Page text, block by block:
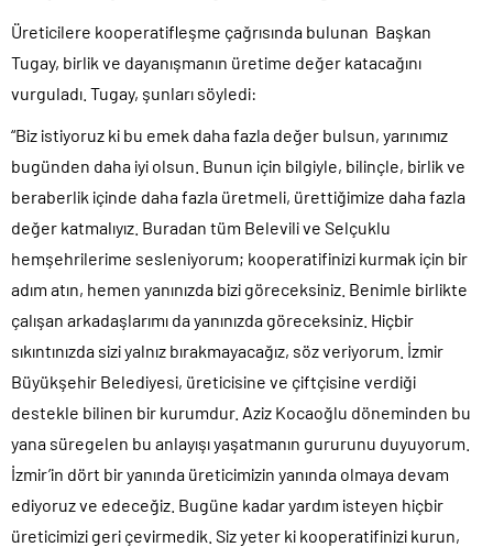
Üreticilere kooperatifleşme çağrısında bulunan Başkan
Tugay, birlik ve dayanışmanın üretime değer katacağını
vurguladı. Tugay, şunları söyledi:
“Biz istiyoruz ki bu emek daha fazla değer bulsun, yarınımız
bugünden daha iyi olsun. Bunun için bilgiyle, bilinçle, birlik ve
beraberlik içinde daha fazla üretmeli, ürettiğimize daha fazla
değer katmalıyız. Buradan tüm Belevili ve Selçuklu
hemşehrilerime sesleniyorum; kooperatifinizi kurmak için bir
adım atın, hemen yanınızda bizi göreceksiniz. Benimle birlikte
çalışan arkadaşlarımı da yanınızda göreceksiniz. Hiçbir
sıkıntınızda sizi yalnız bırakmayacağız, söz veriyorum. İzmir
Büyükşehir Belediyesi, üreticisine ve çiftçisine verdiği
destekle bilinen bir kurumdur. Aziz Kocaoğlu döneminden bu
yana süregelen bu anlayışı yaşatmanın gururunu duyuyorum.
İzmir’in dört bir yanında üreticimizin yanında olmaya devam
ediyoruz ve edeceğiz. Bugüne kadar yardım isteyen hiçbir
üreticimizi geri çevirmedik. Siz yeter ki kooperatifinizi kurun,